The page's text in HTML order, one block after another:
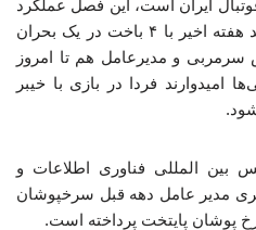
ایران است، این فصل عملکرد
خوبی نداشته و مخصوصا در چند هفته اخیر با ۴ باخت در یک بحران
و مدیرعامل هم تا امروز
امیدوارند فردا در بازی با خیبر
بین المللی فناوری اطلاعات و
مدیر عامل دهه قبل سرخپوشان
پوشان پایتخت پرداخته است.